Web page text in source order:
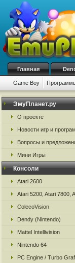
Главная
Game Boy
ЭмуПланет.ру
О проекте
Новости игр и
Вопросы и
Мини Игры
Консоли
Atari 2600
Atari 5200, Atari 7800,
ColecoVision
Dendy (Nintendo)
Mattel Intellivision
Nintendo 64
PC Engine / Turbo